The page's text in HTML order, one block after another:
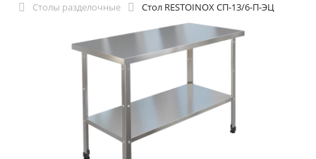
Столы разделочные
Стол RESTOINOX СП-13/6-П-ЭЦ